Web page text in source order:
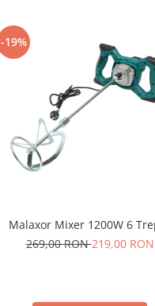
-19%
Malaxor Mixer 1200W 6
269,00 RON219,00 RON